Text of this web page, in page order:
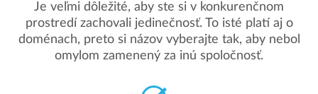
Je veľmi dôležité, aby ste si v konkurenčnom
prostredí zachovali jedinečnosť. To isté platí aj o
doménach, preto si názov vyberajte tak, aby nebol
omylom zamenený za inú spoločnosť.